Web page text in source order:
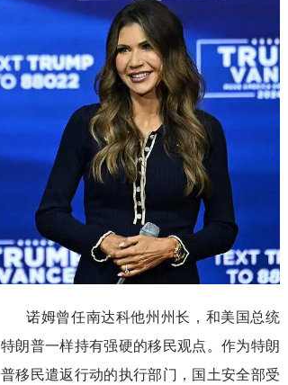
诺姆曾任南达科他州州长，和美国总统
特朗普一样持有强硬的移民观点。作为特朗
普移民遣返行动的执行部门，国土安全部受